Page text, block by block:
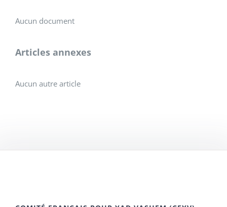
Aucun document
Articles annexes
Aucun autre article